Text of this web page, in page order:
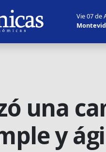
Vie 07 de
una
y